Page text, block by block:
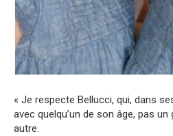
« Je respecte Bellucci, qui, dans
avec quelqu’un de son âge, pas
autre.